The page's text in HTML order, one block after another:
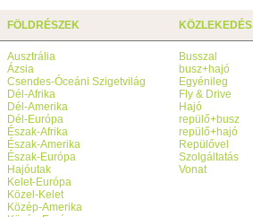
FÖLDRÉSZEK
Ausztrália
Ázsia
Csendes-Óceáni Szigetvilág
Dél-Afrika
Dél-Amerika
Dél-Európa
Észak-Afrika
Észak-Amerika
Észak-Európa
Hajóutak
Kelet-Európa
Közel-Kelet
Közép-Amerika
KÖZLEKEDÉS
Busszal
busz+hajó
Egyénileg
Fly & Drive
Hajó
repülő+busz
repülő+hajó
Repülővel
Szolgáltatás
Vonat